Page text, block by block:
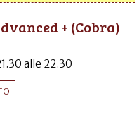
+ (Cobra)
alle 22.30